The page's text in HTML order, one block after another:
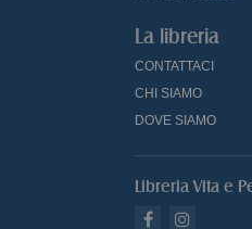
La libreria
CONTATTACI
CHI SIAMO
DOVE SIAMO
Libreria Vita e